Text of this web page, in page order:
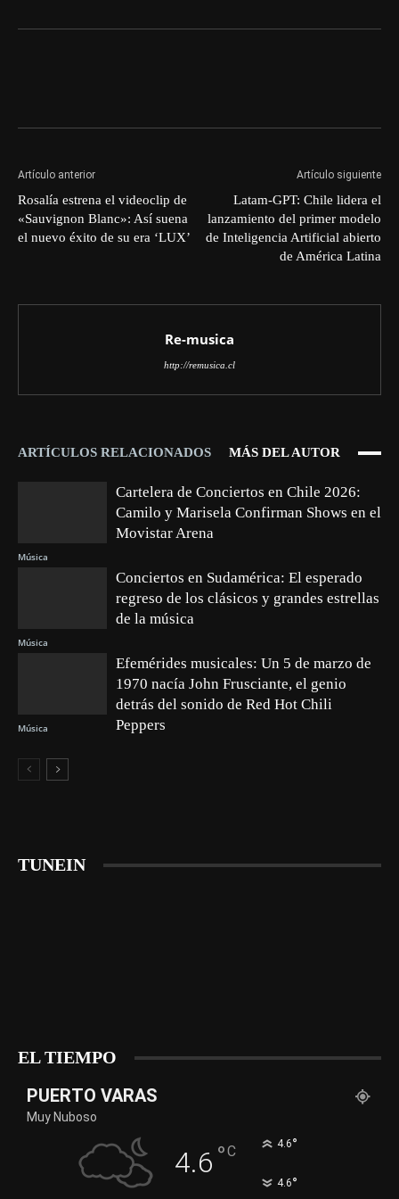
Artículo anterior
Rosalía estrena el videoclip de
«Sauvignon Blanc»: Así suena
el nuevo éxito de su era ‘LUX’
Artículo siguiente
Latam-GPT: Chile lidera el
lanzamiento del primer modelo
de Inteligencia Artificial abierto
de América Latina
Re-musica
http://remusica.cl
ARTÍCULOS RELACIONADOS MÁS DEL AUTOR
Música
Cartelera de Conciertos en Chile 2026:
Camilo y Marisela Confirman Shows en el
Movistar Arena
Música
Conciertos en Sudamérica: El esperado
regreso de los clásicos y grandes estrellas
de la música
Música
Efemérides musicales: Un 5 de marzo de
1970 nacía John Frusciante, el genio
detrás del sonido de Red Hot Chili
Peppers
TUNEIN
EL TIEMPO
PUERTO VARAS
Muy Nuboso
4.6 °C 4.6°
4.6°